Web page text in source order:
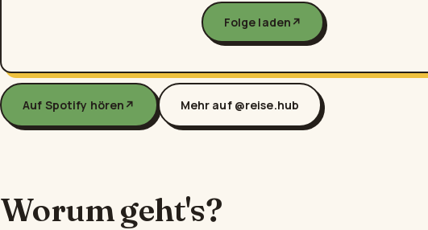
Folge laden ↗
Auf Spotify hören ↗ Mehr auf @reise.hub
Worum geht's?